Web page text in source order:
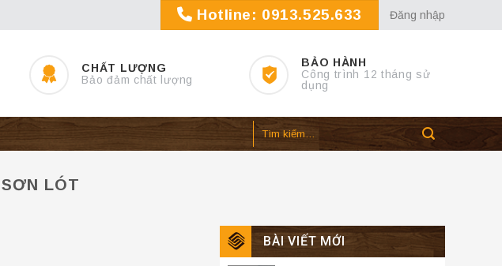
Hotline: 0913.525.633 Đăng nhập
CHẤT LƯỢNG
Bảo đảm chất lượng
BẢO HÀNH
Công trình 12 tháng sử
dụng
SƠN LÓT
BÀI VIẾT MỚI